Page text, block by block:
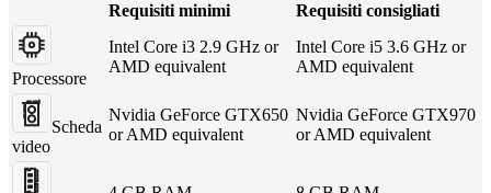
Requisiti minimi Requisiti consigliati
Processore
Intel Core i3 2.9 GHz or
AMD equivalent
Intel Core i5 3.6 GHz or
AMD equivalent
Scheda
video
Nvidia GeForce GTX650
or AMD equivalent
Nvidia GeForce GTX970
or AMD equivalent